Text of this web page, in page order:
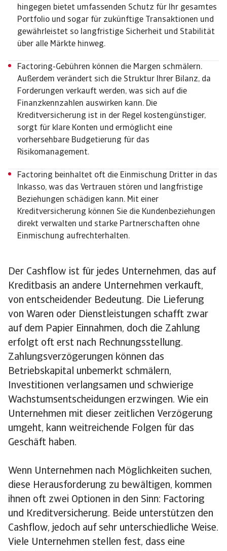
Der Cashflow ist für jedes Unternehmen, das auf
Kreditbasis an andere Unternehmen verkauft,
von entscheidender Bedeutung. Die Lieferung
von Waren oder Dienstleistungen schafft zwar
auf dem Papier Einnahmen, doch die Zahlung
erfolgt oft erst nach Rechnungsstellung.
Zahlungsverzögerungen können das
Betriebskapital unbemerkt schmälern,
Investitionen verlangsamen und schwierige
Wachstumsentscheidungen erzwingen. Wie ein
Unternehmen mit dieser zeitlichen Verzögerung
umgeht, kann weitreichende Folgen für das
Geschäft haben.
Wenn Unternehmen nach Möglichkeiten suchen,
diese Herausforderung zu bewältigen, kommen
ihnen oft zwei Optionen in den Sinn: Factoring
und Kreditversicherung. Beide unterstützen den
Cashflow, jedoch auf sehr unterschiedliche Weise.
Viele Unternehmen stellen fest, dass eine
hingegen bietet umfassenden Schutz für Ihr gesamtes
Portfolio und sogar für zukünftige Transaktionen und
gewährleistet so langfristige Sicherheit und Stabilität
über alle Märkte hinweg.
Factoring-Gebühren können die Margen schmälern.
Außerdem verändert sich die Struktur Ihrer Bilanz, da
Forderungen verkauft werden, was sich auf die
Finanzkennzahlen auswirken kann. Die
Kreditversicherung ist in der Regel kostengünstiger,
sorgt für klare Konten und ermöglicht eine
vorhersehbare Budgetierung für das
Risikomanagement.
Factoring beinhaltet oft die Einmischung Dritter in das
Inkasso, was das Vertrauen stören und langfristige
Beziehungen schädigen kann. Mit einer
Kreditversicherung können Sie die Kundenbeziehungen
direkt verwalten und starke Partnerschaften ohne
Einmischung aufrechterhalten.